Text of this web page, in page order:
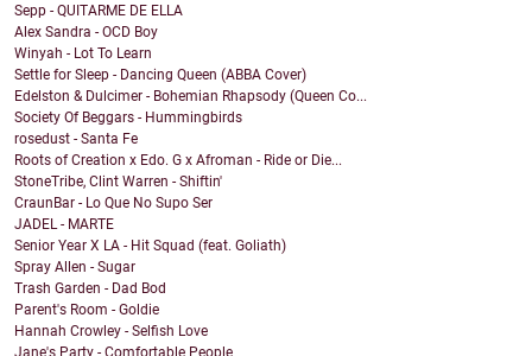
Sepp - QUITARME DE ELLA
Alex Sandra - OCD Boy
Winyah - Lot To Learn
Settle for Sleep - Dancing Queen (ABBA Cover)
Edelston & Dulcimer - Bohemian Rhapsody (Queen Co...
Society Of Beggars - Hummingbirds
rosedust - Santa Fe
Roots of Creation x Edo. G x Afroman - Ride or Die...
StoneTribe, Clint Warren - Shiftin'
CraunBar - Lo Que No Supo Ser
JADEL - MARTE
Senior Year X LA - Hit Squad (feat. Goliath)
Spray Allen - Sugar
Trash Garden - Dad Bod
Parent's Room - Goldie
Hannah Crowley - Selfish Love
Jane's Party - Comfortable People